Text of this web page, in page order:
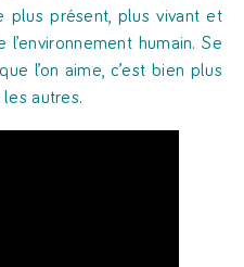
plus présent, plus vivant et
humain. Se
l’on aime, c’est bien plus
autres.